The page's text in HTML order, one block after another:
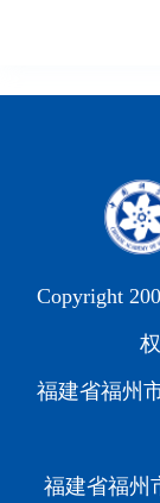
Copyright
福建省福州
福建省福州